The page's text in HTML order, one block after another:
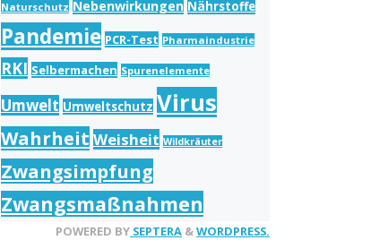
Naturschutz Nebenwirkungen Nährstoffe
Pandemie PCR-Test Pharmaindustrie
RKI Selbermachen Spurenelemente
Umwelt Umweltschutz Virus
Wahrheit Weisheit Wildkräuter
Zwangsimpfung
Zwangsmaßnahmen
POWERED BY SEPTERA &WORDPRESS.